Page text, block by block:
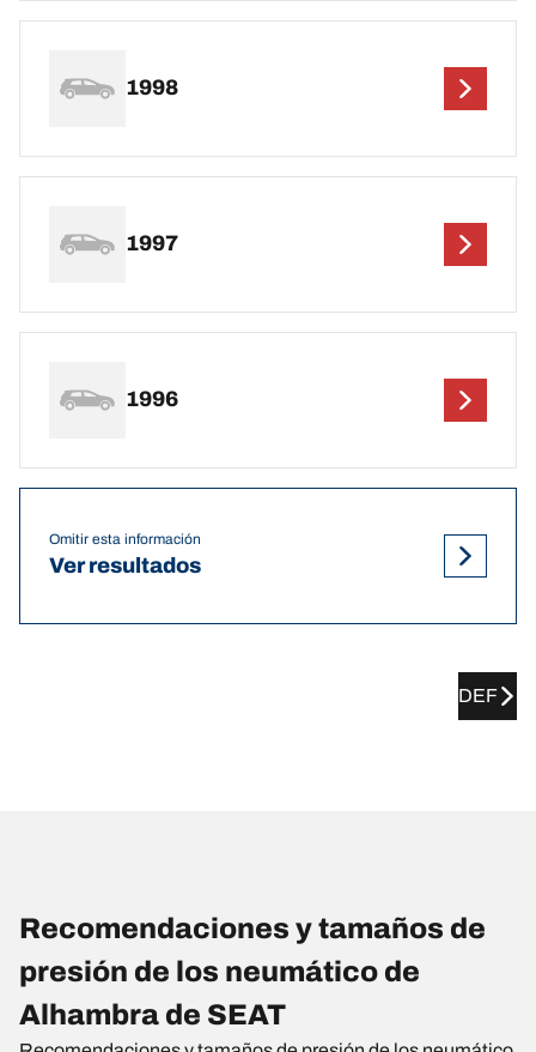
1998
1997
1996
Omitir esta información
Ver resultados
DEF
Recomendaciones y tamaños de
presión de los neumático de
Alhambra de SEAT